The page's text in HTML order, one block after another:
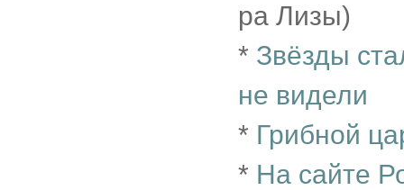
ра Лизы)
* Звёзды
не видели
* Грибной
* На сайте